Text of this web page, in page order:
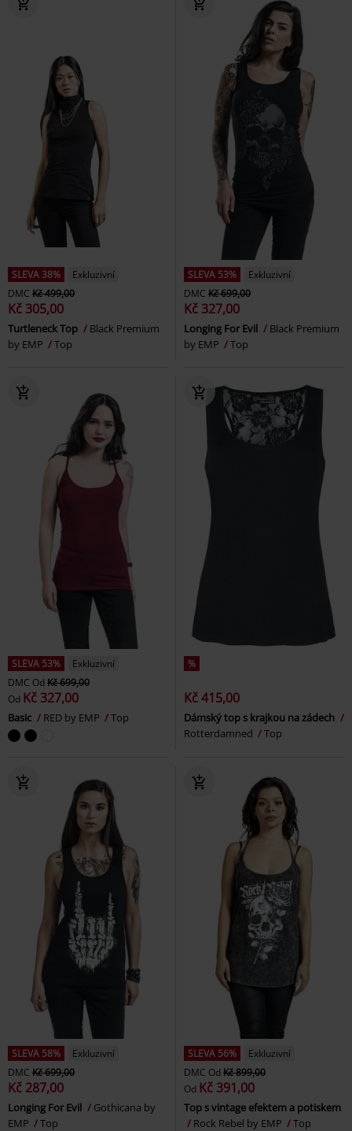
SLEVA 38%
Exkluzivní
DMC Kč 499,00
Kč 305,00
Turtleneck Top
Black Premium
by EMP
Top
SLEVA 53%
Exkluzivní
DMC Kč 699,00
Kč 327,00
Longing For Evil
Black Premium
by EMP
Top
SLEVA 53%
Exkluzivní
DMC Od Kč 699,00
Od Kč 327,00
Basic RED by EMP Top
%
Kč 415,00
Dámský top s krajkou na zádech
Rotterdamned
Top
SLEVA 58%
Exkluzivní
DMC Kč 699,00
Kč 287,00
Longing For Evil
Gothicana by
EMP
Top
SLEVA 56%
Exkluzivní
DMC Od Kč 899,00
Od Kč 391,00
Top s vintage efektem a potiskem
Rock Rebel by EMP
Top